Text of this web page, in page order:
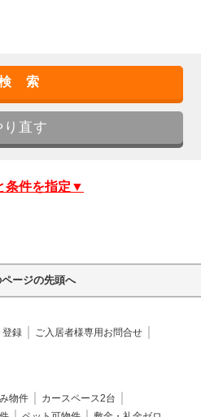
条件を指定▼
ページの先頭へ
登録
ご入居者様専用お問合せ
物件
カースペース2台